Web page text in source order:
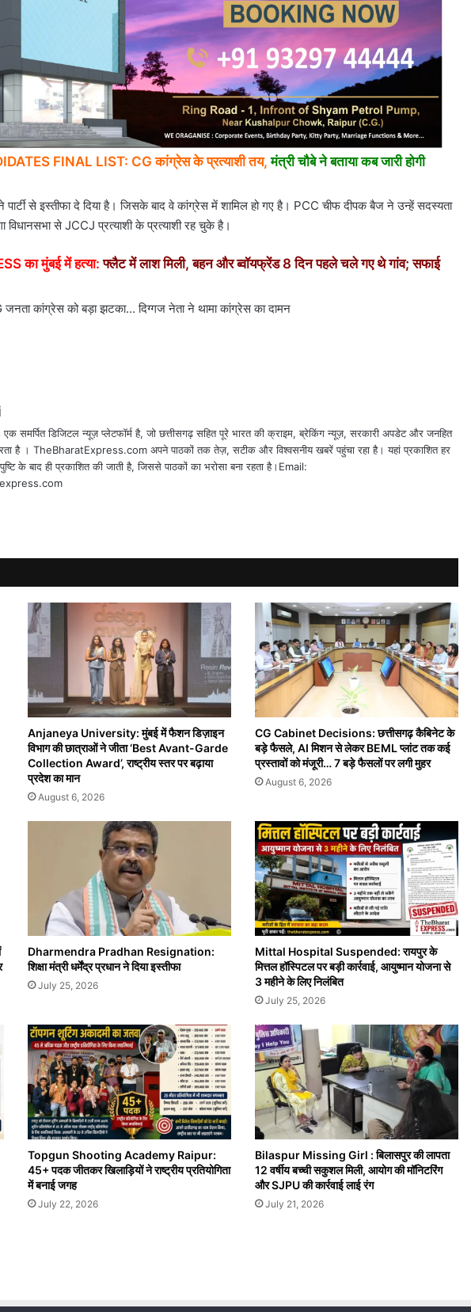
FINAL LIST: CG कांग्रेस के प्रत्याशी तय,मंत्री चौबे ने बताया कब जारी होगी
पार्टी से इस्तीफा दे दिया है। जिसके बाद वे कांग्रेस में शामिल हो गए है। PCC चीफ दीपक बैज ने उन्हें सदस्यता
विधानसभा से JCCJ प्रत्याशी के प्रत्याशी रह चुके है।
का मुंबई में हत्या: फ्लैट में लाश मिली, बहन और ब्वॉयफ्रेंड 8 दिन पहले चले गए थे गांव; सफाई
कांग्रेस को बड़ा झटका… दिग्गज नेता ने थामा कांग्रेस का दामन
समर्पित डिजिटल न्यूज़ प्लेटफॉर्म है, जो छत्तीसगढ़ सहित पूरे भारत की क्राइम, ब्रेकिंग न्यूज़, सरकारी अपडेट और जनहित
है । TheBharatExpress.com अपने पाठकों तक तेज़, सटीक और विश्वसनीय खबरें पहुंचा रहा है। यहां प्रकाशित हर
के बाद ही प्रकाशित की जाती है, जिससे पाठकों का भरोसा बना रहता है।Email:
Anjaneya University: मुंबई में फैशन डिज़ाइन
विभाग की छात्राओं ने जीता ‘Best Avant-Garde
Collection Award’, राष्ट्रीय स्तर पर बढ़ाया
प्रदेश का मान
August 6, 2026
CG Cabinet Decisions: छत्तीसगढ़ कैबिनेट के
बड़े फैसले, AI मिशन से लेकर BEML प्लांट तक कई
प्रस्तावों को मंजूरी… 7 बड़े फैसलों पर लगी मुहर
August 6, 2026
Dharmendra Pradhan Resignation:
शिक्षा मंत्री धर्मेंद्र प्रधान ने दिया इस्तीफा
July 25, 2026
Mittal Hospital Suspended: रायपुर के
मित्तल हॉस्पिटल पर बड़ी कार्रवाई, आयुष्मान योजना से
3 महीने के लिए निलंबित
July 25, 2026
Topgun Shooting Academy Raipur:
45+ पदक जीतकर खिलाड़ियों ने राष्ट्रीय प्रतियोगिता
में बनाई जगह
July 22, 2026
Bilaspur Missing Girl : बिलासपुर की लापता
12 वर्षीय बच्ची सकुशल मिली, आयोग की मॉनिटरिंग
और SJPU की कार्रवाई लाई रंग
July 21, 2026